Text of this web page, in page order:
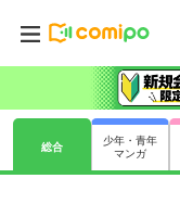
総合
少年・青年
マンガ